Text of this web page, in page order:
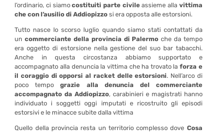
l’ordinario, ci siamocostituiti parte civileassieme alla vittima
che con l’ausilio di Addiopizzo si era opposta alle estorsioni.
Tutto nasce lo scorso luglio quando siamo stati contattati da
un commerciante della provincia di Palermo che da tempo
era oggetto di estorsione nella gestione del suo bar tabacchi.
Anche in questa circostanza abbiamo supportato e
accompagnato alla denuncia la vittima che ha trovato laforza e
il coraggio di opporsi al racket delle estorsioni. Nell’arco di
poco tempograzie alla denuncia del commerciante
accompagnato da Addiopizzo, carabinieri e magistrati hanno
individuato i soggetti oggi imputati e ricostruito gli episodi
estorsivi e le minacce subite dalla vittima
Quello della provincia resta un territorio complesso dove Cosa